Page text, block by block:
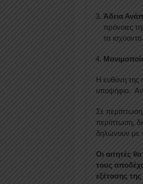
Άδεια
πρόνοιες
τα
Η ευθύνη της
υποψήφιο.
Σε
περίπτωση,
δηλώνουν με
Οι αιτητές
τους
εξέτασης